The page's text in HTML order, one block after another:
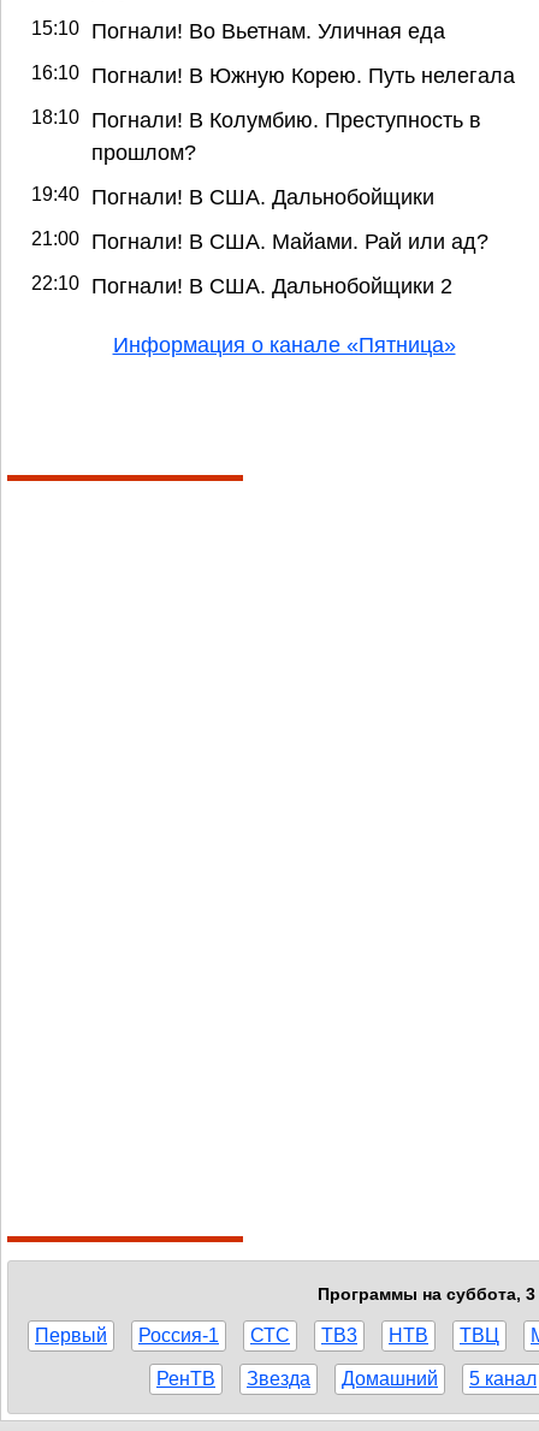
15:10 Погнали! Во Вьетнам. Уличная еда
16:10 Погнали! В Южную Корею. Путь нелегала
18:10
Погнали! В Колумбию. Преступность в
прошлом?
19:40 Погнали! В США. Дальнобойщики
21:00 Погнали! В США. Майами. Рай или ад?
22:10 Погнали! В США. Дальнобойщики 2
Информация о канале «Пятница»
Программы на суббота, 3
Первый Россия-1 СТС ТВ3 НТВ ТВЦ
РенТВ Звезда Домашний 5 канал